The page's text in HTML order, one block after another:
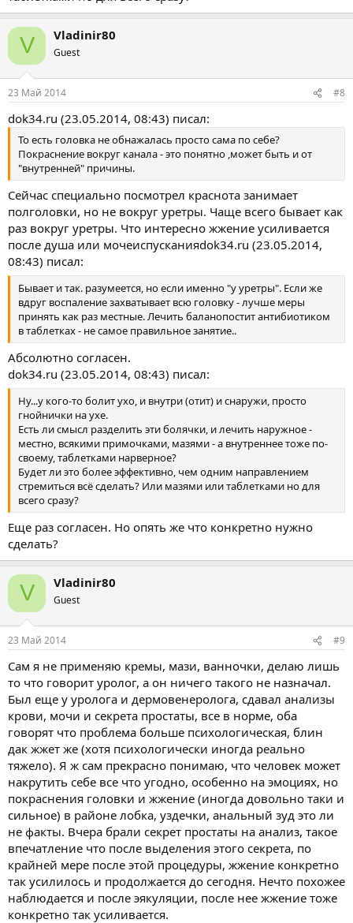
V Vladinir80
Guest
23 Май 2014 #8
dok34.ru (23.05.2014, 08:43) писал:
То есть головка не обнажалась просто сама по себе?
Покраснение вокруг канала - это понятно ,может быть и от
"внутренней" причины.
Сейчас специально посмотрел краснота занимает
полголовки, но не вокруг уретры. Чаще всего бывает как
раз вокруг уретры. Что интересно жжение усиливается
после душа или мочеиспусканияdok34.ru (23.05.2014,
08:43) писал:
Бывает и так. разумеется, но если именно "у уретры". Если же
вдруг воспаление захватывает всю головку - лучше меры
принять как раз местные. Лечить баланопостит антибиотиком
в таблетках - не самое правильное занятие..
Абсолютно согласен.
dok34.ru (23.05.2014, 08:43) писал:
Ну...у кого-то болит ухо, и внутри (отит) и снаружи, просто
гнойнички на ухе.
Есть ли смысл разделить эти болячки, и лечить наружное -
местно, всякими примочками, мазями - а внутреннее тоже по-
своему, таблетками нарверное?
Будет ли это более эффективно, чем одним направлением
стремиться всё сделать? Или мазями или таблетками но для
всего сразу?
Еще раз согласен. Но опять же что конкретно нужно
сделать?
V Vladinir80
Guest
23 Май 2014 #9
Сам я не применяю кремы, мази, ванночки, делаю лишь
то что говорит уролог, а он ничего такого не назначал.
Был еще у уролога и дермовенеролога, сдавал анализы
крови, мочи и секрета простаты, все в норме, оба
говорят что проблема больше психологическая, блин
дак жжет же (хотя психологически иногда реально
тяжело). Я ж сам прекрасно понимаю, что человек может
накрутить себе все что угодно, особенно на эмоциях, но
покраснения головки и жжение (иногда довольно таки и
сильное) в районе лобка, уздечки, анальный зуд это ли
не факты. Вчера брали секрет простаты на анализ, такое
впечатление что после выделения этого секрета, по
крайней мере после этой процедуры, жжение конкретно
так усилилось и продолжается до сегодня. Нечто похожее
наблюдается и после эякуляции, после нее жжение тоже
конкретно так усиливается.